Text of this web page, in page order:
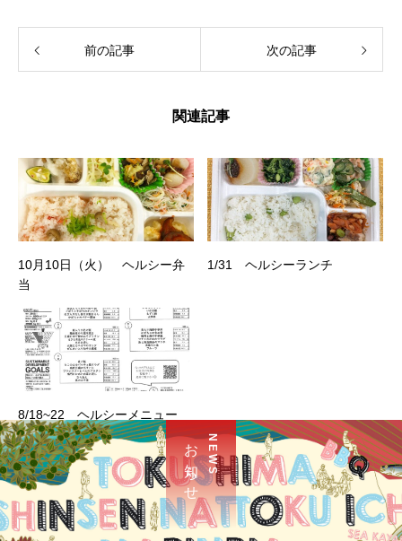
前の記事 次の記事
関連記事
10月10日（火） ヘルシー弁
当
1/31 ヘルシーランチ
8/18~22 ヘルシーメニュー
N E W S
お 知 ら せ